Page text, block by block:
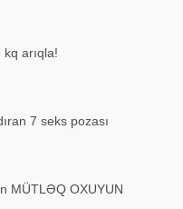
arıqla!
7 seks pozası
MÜTLƏQ OXUYUN